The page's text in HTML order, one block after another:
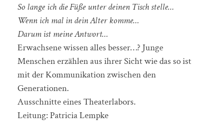
So lange ich die Füße unter deinen Tisch stelle…
Wenn ich mal in dein Alter komme…
Darum ist meine Antwort…
Erwachsene wissen alles besser…? Junge
Menschen erzählen aus ihrer Sicht wie das so ist
mit der Kommunikation zwischen den
Generationen.
Ausschnitte eines Theaterlabors.
Leitung: Patricia Lempke